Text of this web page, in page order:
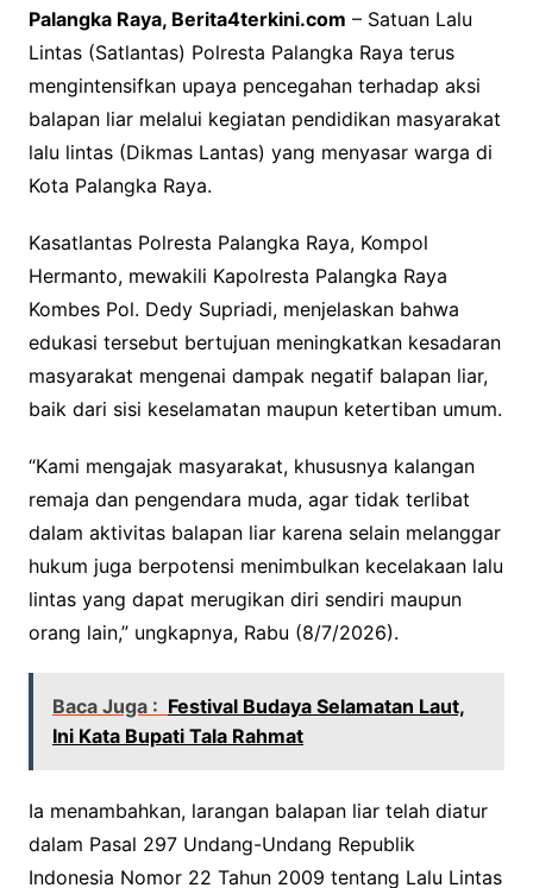
Palangka Raya, Berita4terkini.com – Satuan Lalu
Lintas (Satlantas) Polresta Palangka Raya terus
mengintensifkan upaya pencegahan terhadap aksi
balapan liar melalui kegiatan pendidikan masyarakat
lalu lintas (Dikmas Lantas) yang menyasar warga di
Kota Palangka Raya.
Kasatlantas Polresta Palangka Raya, Kompol
Hermanto, mewakili Kapolresta Palangka Raya
Kombes Pol. Dedy Supriadi, menjelaskan bahwa
edukasi tersebut bertujuan meningkatkan kesadaran
masyarakat mengenai dampak negatif balapan liar,
baik dari sisi keselamatan maupun ketertiban umum.
“Kami mengajak masyarakat, khususnya kalangan
remaja dan pengendara muda, agar tidak terlibat
dalam aktivitas balapan liar karena selain melanggar
hukum juga berpotensi menimbulkan kecelakaan lalu
lintas yang dapat merugikan diri sendiri maupun
orang lain,” ungkapnya, Rabu (8/7/2026).
Baca Juga : Festival Budaya Selamatan Laut,
Ini Kata Bupati Tala Rahmat
Ia menambahkan, larangan balapan liar telah diatur
dalam Pasal 297 Undang-Undang Republik
Indonesia Nomor 22 Tahun 2009 tentang Lalu Lintas